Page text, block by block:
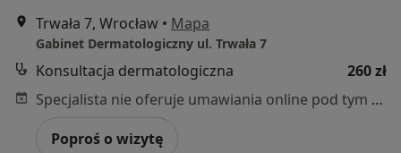
Trwała 7, Wrocław • Mapa
Gabinet Dermatologiczny ul. Trwała 7
Konsultacja dermatologiczna
260 zł
Specjalista nie oferuje umawiania online pod tym adresem.
Poproś o wizytę